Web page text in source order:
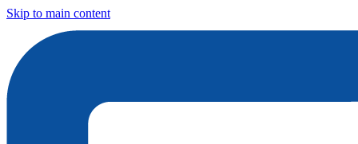
Skip to main content